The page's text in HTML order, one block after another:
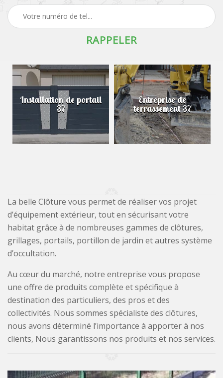
Installation de portail
37
Entreprise de
terrassement 37
La belle Clôture vous permet de réaliser vos projet
d’équipement extérieur, tout en sécurisant votre
habitat grâce à de nombreuses gammes de clôtures,
grillages, portails, portillon de jardin et autres système
d’occultation.
Au cœur du marché, notre entreprise vous propose
une offre de produits complète et spécifique à
destination des particuliers, des pros et des
collectivités. Nous sommes spécialiste des clôtures,
nous avons déterminé l’importance à apporter à nos
clients, Nous garantissons nos produits et nos services.